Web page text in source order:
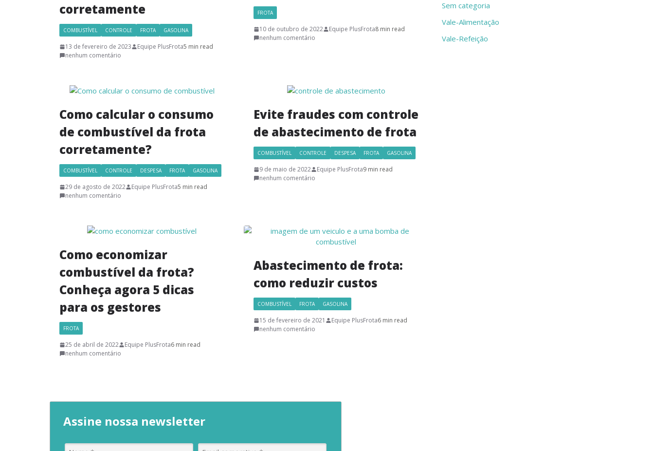
corretamente
COMBUSTÍVEL CONTROLE FROTA GASOLINA
13 de fevereiro de 2023 Equipe PlusFrota5 min read
nenhum comentário
FROTA
10 de outubro de 2022 Equipe PlusFrota8 min read
nenhum comentário
Como calcular o consumo
de combustível da frota
corretamente?
COMBUSTÍVEL CONTROLE DESPESA FROTA GASOLINA
29 de agosto de 2022 Equipe PlusFrota5 min read
nenhum comentário
Evite fraudes com controle
de abastecimento de frota
COMBUSTÍVEL CONTROLE DESPESA FROTA GASOLINA
9 de maio de 2022 Equipe PlusFrota9 min read
nenhum comentário
Como economizar
combustível da frota?
Conheça agora 5 dicas
para os gestores
FROTA
25 de abril de 2022 Equipe PlusFrota6 min read
nenhum comentário
Abastecimento de frota:
como reduzir custos
COMBUSTÍVEL FROTA GASOLINA
15 de fevereiro de 2021 Equipe PlusFrota6 min read
nenhum comentário
Sem categoria
Vale-Alimentação
Vale-Refeição
Assine nossa newsletter